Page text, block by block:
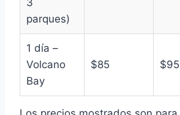
parques)
1 día –
Volcano
Bay
$85 $95